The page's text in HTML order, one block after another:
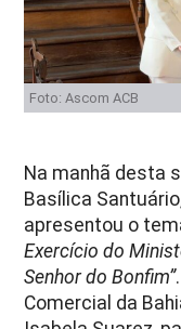
Foto: Ascom ACB
Na manhã desta
Basílica
apresentou o
Exercício do
Senhor do Bonfim”
Comercial da